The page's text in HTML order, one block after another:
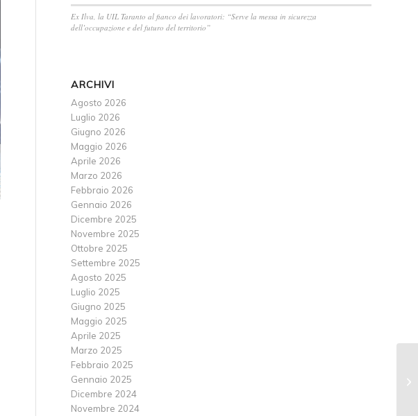
Ex Ilva, la UIL Taranto al fianco dei lavoratori: “Serve la messa in sicurezza
dell’occupazione e del futuro del territorio”
ARCHIVI
Agosto 2026
Luglio 2026
Giugno 2026
Maggio 2026
Aprile 2026
Marzo 2026
Febbraio 2026
Gennaio 2026
Dicembre 2025
Novembre 2025
Ottobre 2025
Settembre 2025
Agosto 2025
Luglio 2025
Giugno 2025
Maggio 2025
Aprile 2025
Marzo 2025
Febbraio 2025
Gennaio 2025
Dicembre 2024
Novembre 2024